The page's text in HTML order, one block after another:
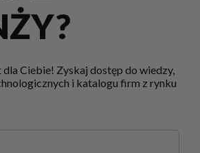
Ciebie! Zyskaj dostęp do wiedzy,
i katalogu firm z rynku